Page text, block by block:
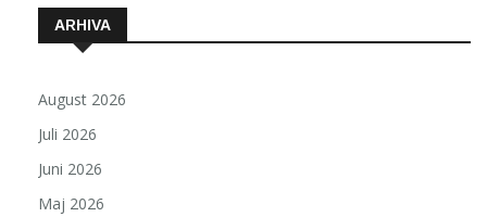
ARHIVA
August 2026
Juli 2026
Juni 2026
Maj 2026